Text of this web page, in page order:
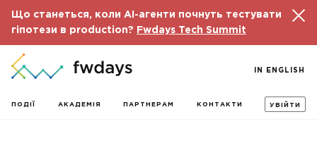
Що станеться, коли AI-агенти почнуть тестувати
гіпотези в production?
Fwdays Tech Summit
ПОДІЇ АКАДЕМІЯ ПАРТНЕРАМ КОНТАКТИ УВІЙТИ
IN ENGLISH